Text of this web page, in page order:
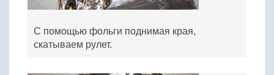
С помощью фольги поднимая края,
скатываем рулет.